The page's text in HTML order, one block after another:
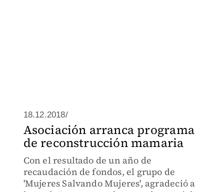
18.12.2018/
Asociación arranca programa
de reconstrucción mamaria
Con el resultado de un año de
recaudación de fondos, el grupo de
'Mujeres Salvando Mujeres', agradeció a